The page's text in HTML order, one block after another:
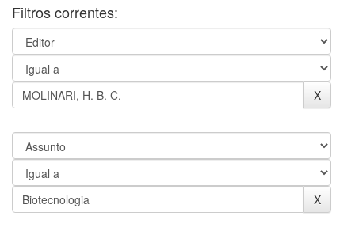
Filtros correntes: